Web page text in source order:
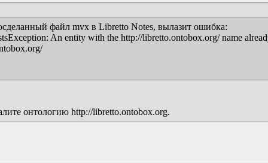
файл mvx в Libretto Notes, вылазит ошибка:
An entity with the http://libretto.ontobox.org/ name
онтологию http://libretto.ontobox.org.